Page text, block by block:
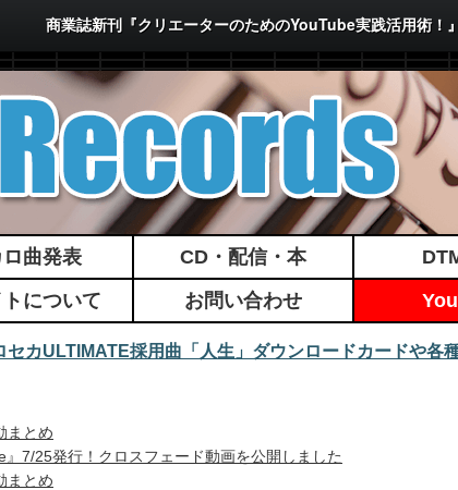
商業誌新刊『クリエーターのためのYouTube実践活用術
曲発表 CD・配信・本
について お問い合わせ
セカULTIMATE採用曲「人生」ダウンロードカードや各
まとめ
7/25発行！クロスフェード動画を公開しました
まとめ